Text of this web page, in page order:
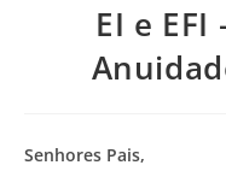
EI e EFI
Senhores Pais,